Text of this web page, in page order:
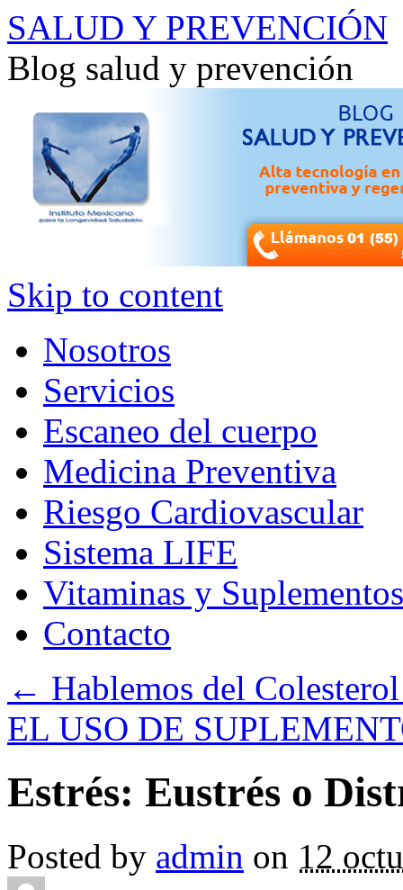
SALUD Y PREVENCIÓN
Blog salud y prevención
Skip to content
Nosotros
Servicios
Escaneo del cuerpo
Medicina Preventiva
Riesgo Cardiovascular
Sistema LIFE
Vitaminas y Suplementos
Contacto
← Hablemos del
EL USO DE
Estrés: Eustrés o
Posted by admin on 12